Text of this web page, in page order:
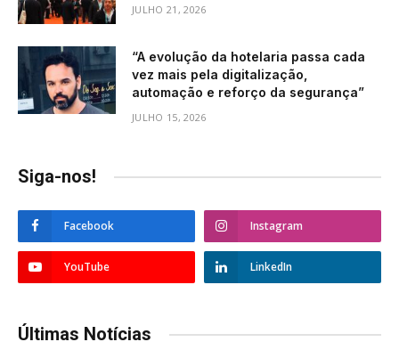
JULHO 21, 2026
“A evolução da hotelaria passa cada
vez mais pela digitalização,
automação e reforço da segurança”
JULHO 15, 2026
Siga-nos!
Facebook Instagram
YouTube LinkedIn
Últimas Notícias